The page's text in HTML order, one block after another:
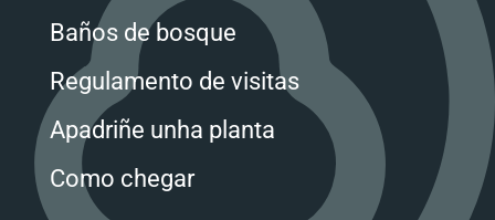
Baños de bosque
Regulamento de visitas
Apadriñe unha planta
Como chegar